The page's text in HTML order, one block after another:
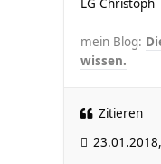
LG Christoph
mein Blog:
wissen.
Zitieren